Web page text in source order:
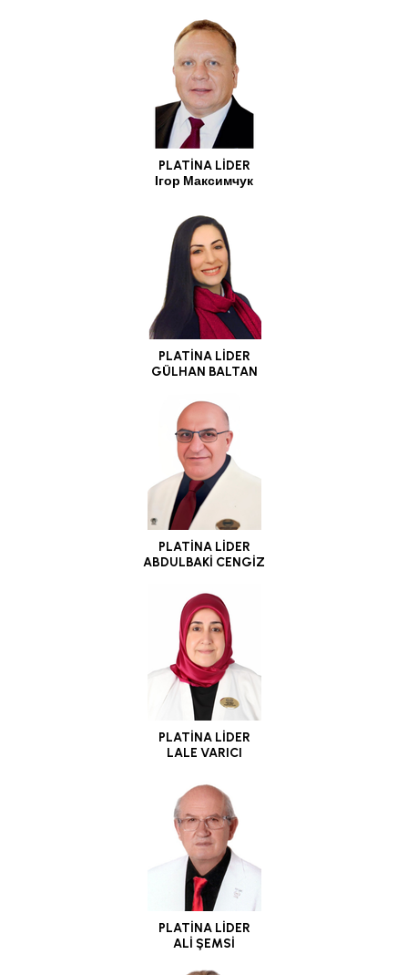
PLATİNA LİDER
Ігор Максимчук
PLATİNA LİDER
GÜLHAN BALTAN
PLATİNA LİDER
ABDULBAKİ CENGİZ
PLATİNA LİDER
LALE VARICI
PLATİNA LİDER
ALİ ŞEMSİ